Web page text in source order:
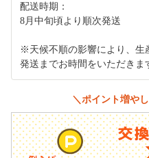
配送時期：
8月中旬頃より順次発送
※天候不順の影響により、生
発送までお時間をいただきま
＼ポイント増や